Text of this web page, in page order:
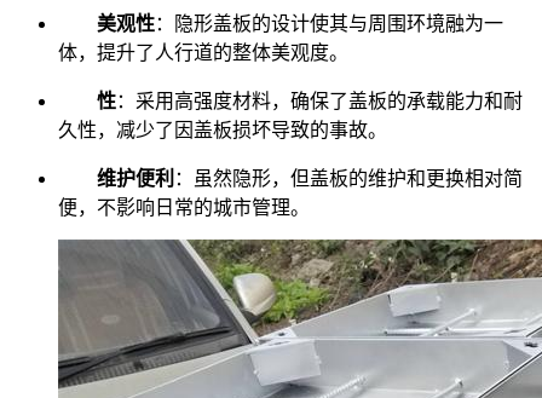
美观性：隐形盖板的设计使其与周围环境融为一
体，提升了人行道的整体美观度。
性：采用高强度材料，确保了盖板的承载能力和耐
久性，减少了因盖板损坏导致的事故。
维护便利 ：虽然隐形，但盖板的维护和更换相对简
便，不影响日常的城市管理。